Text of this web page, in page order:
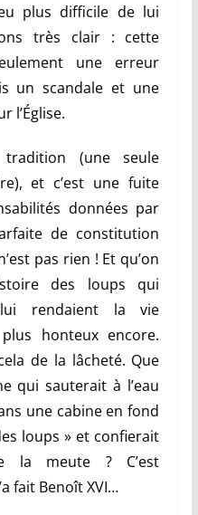
plus difficile de lui
très clair : cette
une erreur
un scandale et une
l’Église.
(une seule
et c’est une fuite
données par
de constitution
pas rien ! Et qu’on
des loups qui
rendaient la vie
honteux encore.
de la lâcheté. Que
qui sauterait à l’eau
une cabine en fond
loups » et confierait
meute ? C’est
fait Benoît XVI…